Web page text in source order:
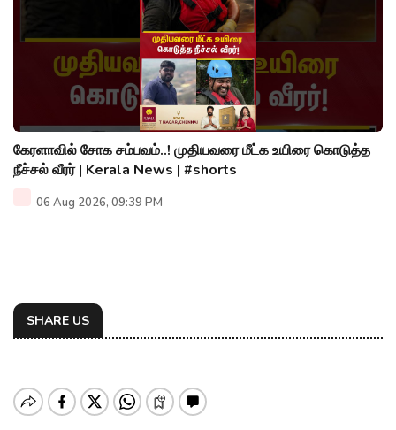
கேரளாவில் சோக சம்பவம்..! முதியவரை மீட்க உயிரை கொடுத்த
நீச்சல் வீரர் | Kerala News | #shorts
06 Aug 2026, 09:39 PM
SHARE US